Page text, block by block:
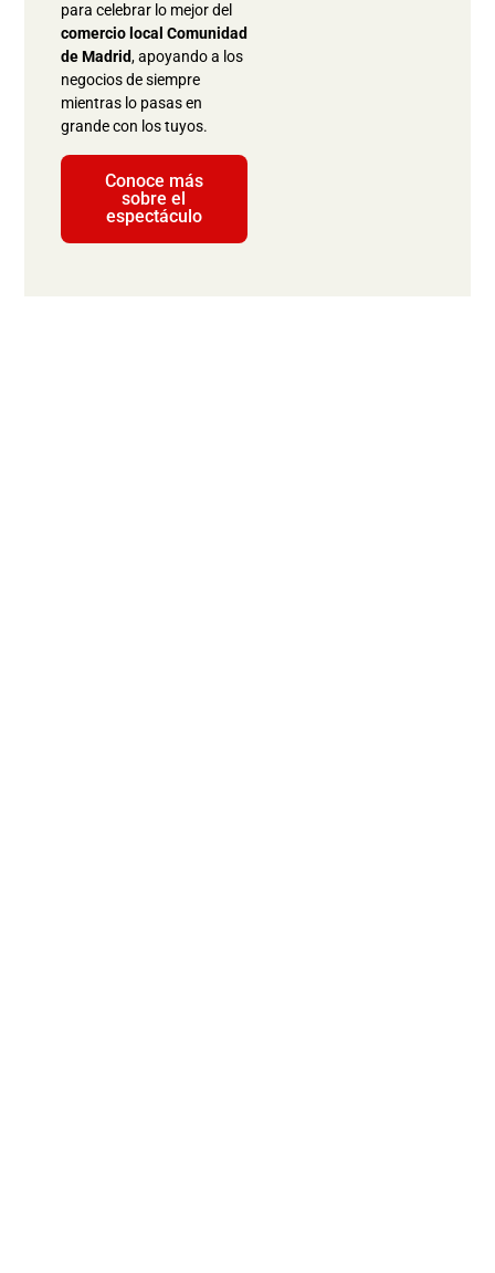
para celebrar lo mejor del
comercio local Comunidad
de Madrid, apoyando a los
negocios de siempre
mientras lo pasas en
grande con los tuyos.
Conoce más
sobre el
espectáculo